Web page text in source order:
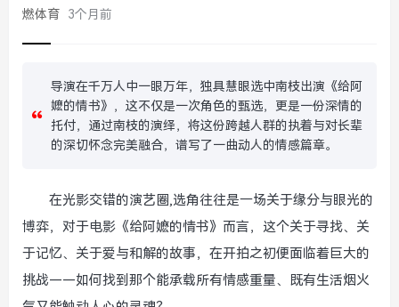
燃体育 3个月前
导演在千万人中一眼万年，独具慧眼选中南枝出演《给阿
嬷的情书》，这不仅是一次角色的甄选，更是一份深情的
托付，通过南枝的演绎，将这份跨越人群的执着与对长辈
的深切怀念完美融合，谱写了一曲动人的情感篇章。
在光影交错的演艺圈,选角往往是一场关于缘分与眼光的
博弈，对于电影《给阿嬷的情书》而言，这个关于寻找、关
于记忆、关于爱与和解的故事，在开拍之初便面临着巨大的
挑战——如何找到那个能承载所有情感重量、既有生活烟火